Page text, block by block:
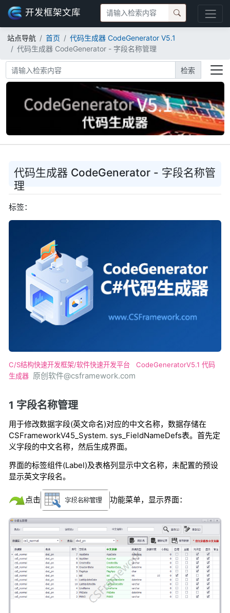
开发框架文库
站点导航 首页
代码生成器 CodeGenerator V5.1
代码生成器 CodeGenerator - 字段名称管理
检索
代码生成器 CodeGenerator - 字段名称管
理
标签：
C/S结构快速开发框架/软件快速开发平台
CodeGeneratorV5.1 代码
生成器 原创软件@csframework.com
1 字段名称管理
用于修改数据字段(英文命名)对应的中文名称，数据存储在
CSFrameworkV45_System. sys_FieldNameDefs表。首先定
义字段的中文名称，然后生成界面。
界面的标签组件(Label)及表格列显示中文名称，未配置的预设
显示英文字段名。
点击 功能菜单，显示界面：